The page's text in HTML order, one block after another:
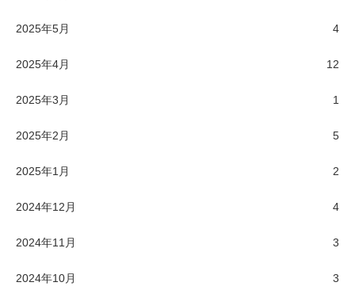
2025年5月 4
2025年4月 12
2025年3月 1
2025年2月 5
2025年1月 2
2024年12月 4
2024年11月 3
2024年10月 3